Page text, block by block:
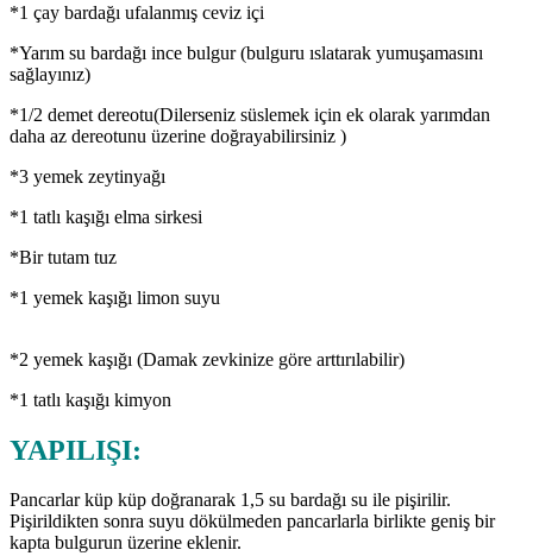
*1 çay bardağı ufalanmış ceviz içi
*Yarım su bardağı ince bulgur (bulguru ıslatarak yumuşamasını
sağlayınız)
*1/2 demet dereotu(Dilerseniz süslemek için ek olarak yarımdan
daha az dereotunu üzerine doğrayabilirsiniz )
*3 yemek zeytinyağı
*1 tatlı kaşığı elma sirkesi
*Bir tutam tuz
*1 yemek kaşığı limon suyu
*2 yemek kaşığı (Damak zevkinize göre arttırılabilir)
*1 tatlı kaşığı kimyon
YAPILIŞI:
Pancarlar küp küp doğranarak 1,5 su bardağı su ile pişirilir.
Pişirildikten sonra suyu dökülmeden pancarlarla birlikte geniş bir
kapta bulgurun üzerine eklenir.